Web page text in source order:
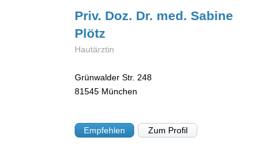
Priv. Doz. Dr. med. Sabine
Plötz
Hautärztin
Grünwalder Str. 248
81545 München
Empfehlen Zum Profil